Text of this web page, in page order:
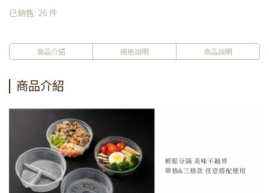
已銷售: 26 件
商品介紹 規格說明 商品說明
商品介紹